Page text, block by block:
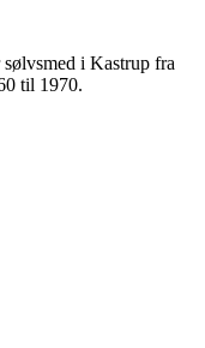
i Kastrup fra
til 1970.